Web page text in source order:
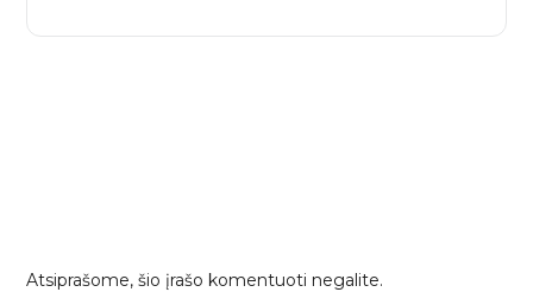
Atsiprašome, šio įrašo komentuoti negalite.